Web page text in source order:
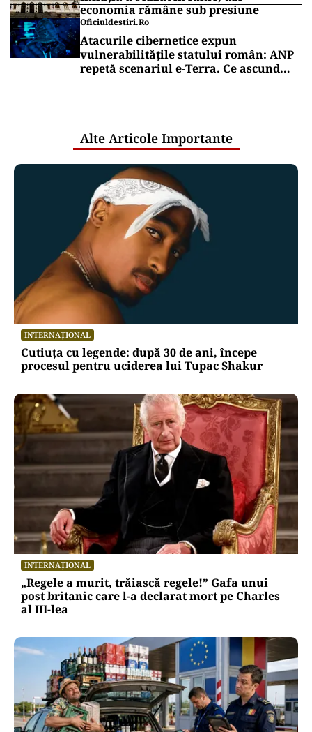
economia rămâne sub presiune
Oficiuldestiri.ro
Atacurile cibernetice expun
vulnerabilitățile statului român: ANP
repetă scenariul e‑Terra. Ce ascund
Alte Articole Importante
INTERNAȚIONAL
Cutiuța cu legende: după 30 de ani, începe
procesul pentru uciderea lui Tupac Shakur
INTERNAȚIONAL
„Regele a murit, trăiască regele!” Gafa unui
post britanic care l-a declarat mort pe Charles
al III-lea